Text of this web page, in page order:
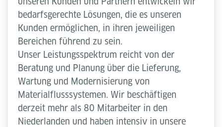
bedarfsgerechte Lösungen, die es unseren
Kunden ermöglichen, in ihren jeweiligen
Bereichen führend zu sein.
Unser Leistungsspektrum reicht von der
Beratung und Planung über die Lieferung,
Wartung und Modernisierung von
Materialflusssystemen. Wir beschäftigen
derzeit mehr als 80 Mitarbeiter in den
Niederlanden und haben intensiv in unsere